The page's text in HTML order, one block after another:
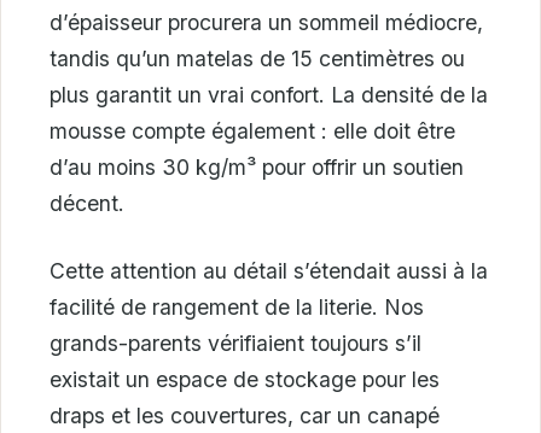
d’épaisseur procurera un sommeil médiocre,
tandis qu’un matelas de 15 centimètres ou
plus garantit un vrai confort. La densité de la
mousse compte également : elle doit être
d’au moins 30 kg/m³ pour offrir un soutien
décent.
Cette attention au détail s’étendait aussi à la
facilité de rangement de la literie. Nos
grands-parents vérifiaient toujours s’il
existait un espace de stockage pour les
draps et les couvertures, car un canapé